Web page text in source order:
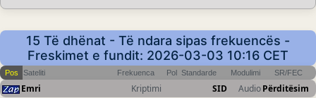
15 Të dhënat - Të ndara sipas frekuencës -
Freskimet e fundit: 2026-03-03 10:16 CET
Pos Sateliti Frekuenca Pol Standarde Modulimi SR/FEC
Emri Kriptimi SID AudioPërditësim